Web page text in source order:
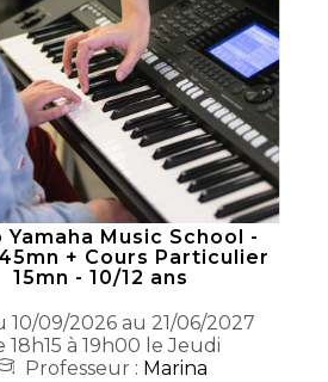
Yamaha Music School -
+ Cours Particulier
15mn - 10/12 ans
10/09/2026 au 21/06/2027
18h15 à 19h00 le Jeudi
Professeur : Marina